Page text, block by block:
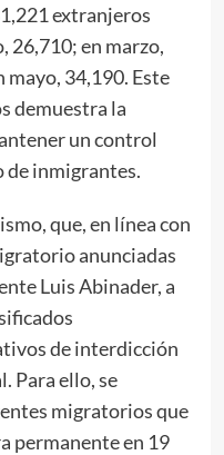
extranjeros
26,710; en marzo,
mayo, 34,190. Este
demuestra la
un control
de inmigrantes.
que, en línea con
anunciadas
Luis Abinader, a
de interdicción
Para ello, se
migratorios que
permanente en 19